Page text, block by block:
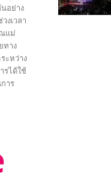
อย่าง
งเวลา
แม่
ทาง
ะหว่าง
รได้ใช้
าร